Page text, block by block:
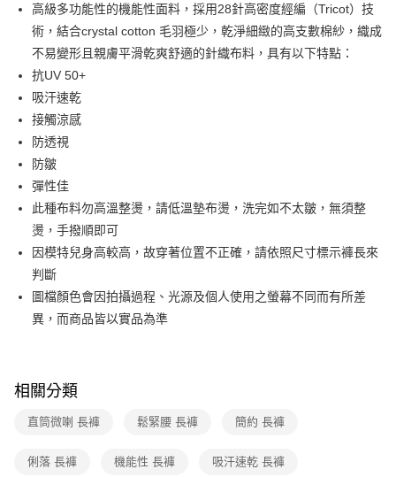
玉山商業銀行
星展（台灣）商業銀行
台新國際商業銀行
中國信託商業銀行
台灣樂天信用卡公司
【關於「AFTEE先享後付」】
AFTEE先享後付是「在收到商品之後才付款」的支付方式。 讓您購物簡單
便利好安心！
１．簡單：不需註冊會員、不需綁卡、不需儲值。
２．便利：只要手機號碼，簡訊認證，即可結帳。
【「AFTEE先享後付」結帳流程】
１．於結帳方式選擇「AFTEE先享後付」後，將跳轉至「AFTEE先享後付」
結帳頁面，進行簡訊認證並確認金額後，即可完成結帳。
２．訂單成立數日內，您將收到繳費通知簡訊。
３．收到繳費通知簡訊後14天內，點擊此簡訊中的連結，可透過四大超商／
ATM／網路銀行／等多元方式進行付款，方視為交易完成。
※ 請注意：結帳手續完成當下不需立刻繳費，但若您需要取消訂單，請聯絡
購買商品的店家。未經商家同意取消之訂單仍視為有效，需透過AFTEE先享
後付繳納相關費用。
是否繳費成功／繳費後需取消欲退款等相關疑問，請聯繫「AFTEE先享後付
客戶支援中心」https://netprotections.freshdesk.com/support/home
【注意事項】
２．關於個人資料處理事宜，請瀏覽以下網址：
３．未成年的使用者請事先徵得法定代理人或監護人之同意方可使用
任。
４．使用「AFTEE先享後付」時，將依據個別帳號之用戶狀況，依本公司即
付款後全家FamilyMart取貨
每筆NT$90，滿NT$3,600(含以上)免運費
付款後7-11取貨
每筆NT$90，滿NT$3,600(含以上)免運費
黑貓宅配
每筆NT$90，滿NT$3,600(含以上)免運費
每筆NT$200，滿NT$8,000(含以上)免運費
付款後門市自取
高級多功能性的機能性面料，採用28針高密度經編（Tricot）技
術，結合crystal cotton 毛羽極少，乾淨細緻的高支數棉紗，織成
不易變形且親膚平滑乾爽舒適的針織布料，具有以下特點：
抗UV 50+
吸汗速乾
接觸涼感
防透視
防皺
彈性佳
此種布料勿高溫整燙，請低溫墊布燙，洗完如不太皺，無須整
燙，手撥順即可
因模特兒身高較高，故穿著位置不正確，請依照尺寸標示褲長來
判斷
圖檔顏色會因拍攝過程、光源及個人使用之螢幕不同而有所差
異，而商品皆以實品為準
相關分類
直筒微喇 長褲 鬆緊腰 長褲 簡約 長褲
俐落 長褲 機能性 長褲 吸汗速乾 長褲